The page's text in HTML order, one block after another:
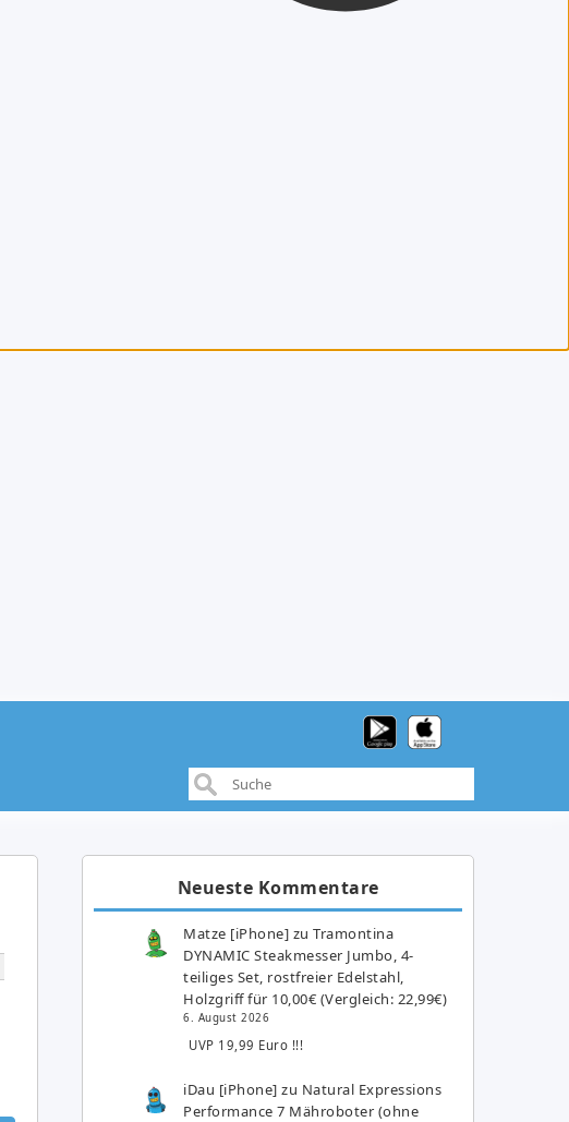
Neueste Kommentare
Matze [iPhone] zuTramontina
DYNAMIC Steakmesser Jumbo, 4-
teiliges Set, rostfreier Edelstahl,
Holzgriff für 10,00€ (Vergleich: 22,99€)
6. August 2026
UVP 19,99 Euro !!!
iDau [iPhone] zu Natural Expressions
Performance 7 Mähroboter (ohne